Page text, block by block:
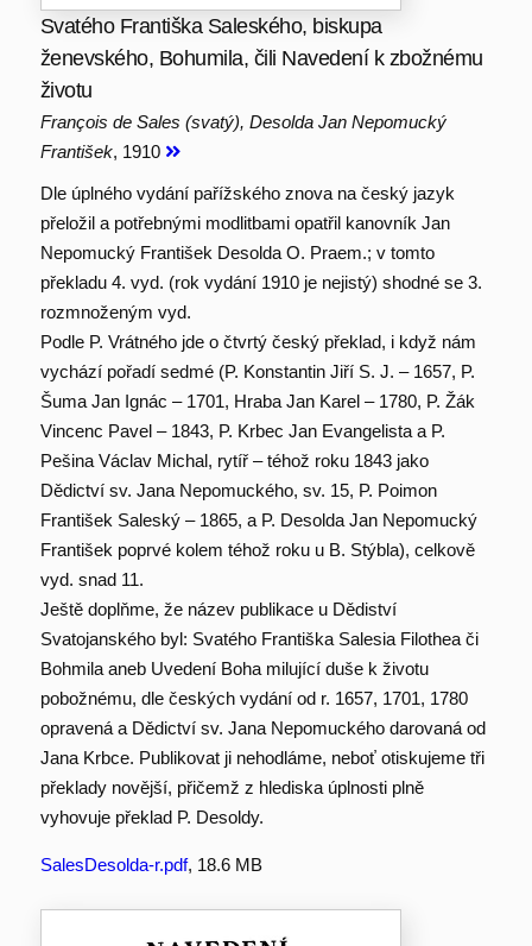
Svatého Františka Saleského, biskupa
ženevského, Bohumila, čili Navedení k zbožnému
životu
François de Sales (svatý), Desolda Jan Nepomucký
František, 1910
Dle úplného vydání pařížského znova na český jazyk
přeložil a potřebnými modlitbami opatřil kanovník Jan
Nepomucký František Desolda O. Praem.; v tomto
překladu 4. vyd. (rok vydání 1910 je nejistý) shodné se 3.
rozmnoženým vyd.
Podle P. Vrátného jde o čtvrtý český překlad, i když nám
vychází pořadí sedmé (P. Konstantin Jiří S. J. – 1657, P.
Šuma Jan Ignác – 1701, Hraba Jan Karel – 1780, P. Žák
Vincenc Pavel – 1843, P. Krbec Jan Evangelista a P.
Pešina Václav Michal, rytíř – téhož roku 1843 jako
Dědictví sv. Jana Nepomuckého, sv. 15, P. Poimon
František Saleský – 1865, a P. Desolda Jan Nepomucký
František poprvé kolem téhož roku u B. Stýbla), celkově
vyd. snad 11.
Ještě doplňme, že název publikace u Dědiství
Svatojanského byl: Svatého Františka Salesia Filothea či
Bohmila aneb Uvedení Boha milující duše k životu
pobožnému, dle českých vydání od r. 1657, 1701, 1780
opravená a Dědictví sv. Jana Nepomuckého darovaná od
Jana Krbce. Publikovat ji nehodláme, neboť otiskujeme tři
překlady novější, přičemž z hlediska úplnosti plně
vyhovuje překlad P. Desoldy.
SalesDesolda-r.pdf, 18.6 MB